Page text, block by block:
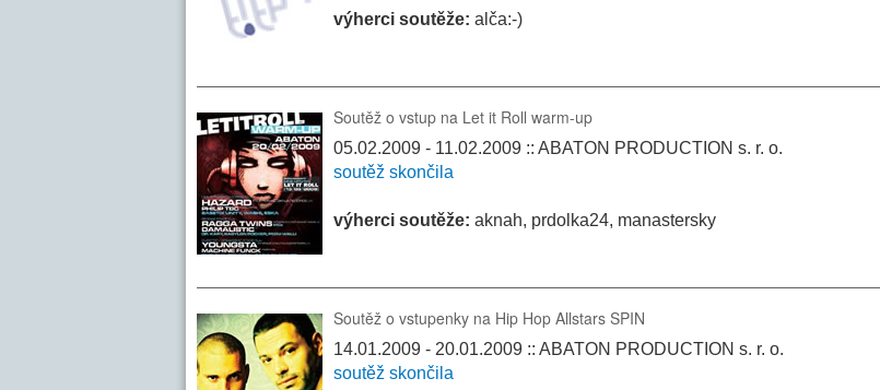
výherci soutěže: alča:-)
Soutěž o vstup na Let it Roll warm-up
05.02.2009 - 11.02.2009 :: ABATON PRODUCTION s. r. o.
soutěž skončila
výherci soutěže: aknah, prdolka24, manastersky
Soutěž o vstupenky na Hip Hop Allstars SPIN
14.01.2009 - 20.01.2009 :: ABATON PRODUCTION s. r. o.
soutěž skončila